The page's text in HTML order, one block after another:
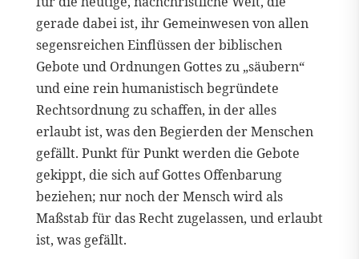
gerade dabei ist, ihr Gemeinwesen von allen
segensreichen Einflüssen der biblischen
Gebote und Ordnungen Gottes zu „säubern“
und eine rein humanistisch begründete
Rechtsordnung zu schaffen, in der alles
erlaubt ist, was den Begierden der Menschen
gefällt. Punkt für Punkt werden die Gebote
gekippt, die sich auf Gottes Offenbarung
beziehen; nur noch der Mensch wird als
Maßstab für das Recht zugelassen, und erlaubt
ist, was gefällt.